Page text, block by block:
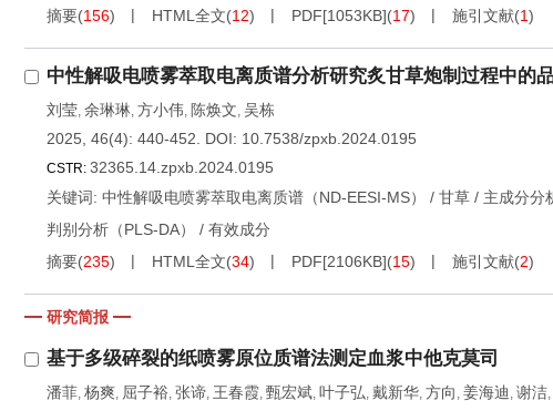
摘要(156) HTML全文(12) PDF[1053KB](17) 施引文献(1)
中性解吸电喷雾萃取电离质谱分析研究炙甘草炮制过程中的
刘莹, 余琳琳, 方小伟, 陈焕文, 吴栋
2025, 46(4): 440-452.
DOI: 10.7538/zpxb.2024.0195
CSTR: 32365.14.zpxb.2024.0195
关键词: 中性解吸电喷雾萃取电离质谱（ND-EESI-MS） / 甘草 / 主成分分
判别分析（PLS-DA）
/ 有效成分
摘要(235) HTML全文(34) PDF[2106KB](15) 施引文献(2)
研究简报
基于多级碎裂的纸喷雾原位质谱法测定血浆中他克莫司
潘菲, 杨爽, 屈子裕, 张谛, 王春霞, 甄宏斌, 叶子弘, 戴新华, 方向 , 姜海迪 , 谢洁,